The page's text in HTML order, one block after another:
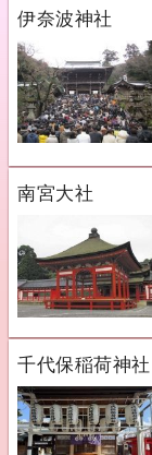
伊奈波神社
南宮大社
千代保稲荷神社